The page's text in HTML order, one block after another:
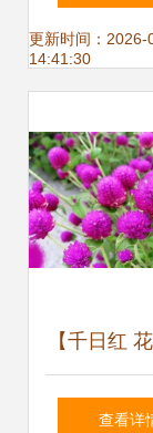
玫瑰月季阳
22号10粒
价格 品牌
更新时间：2026-
14:41:30
【千日红
春秋冬播室
查看详